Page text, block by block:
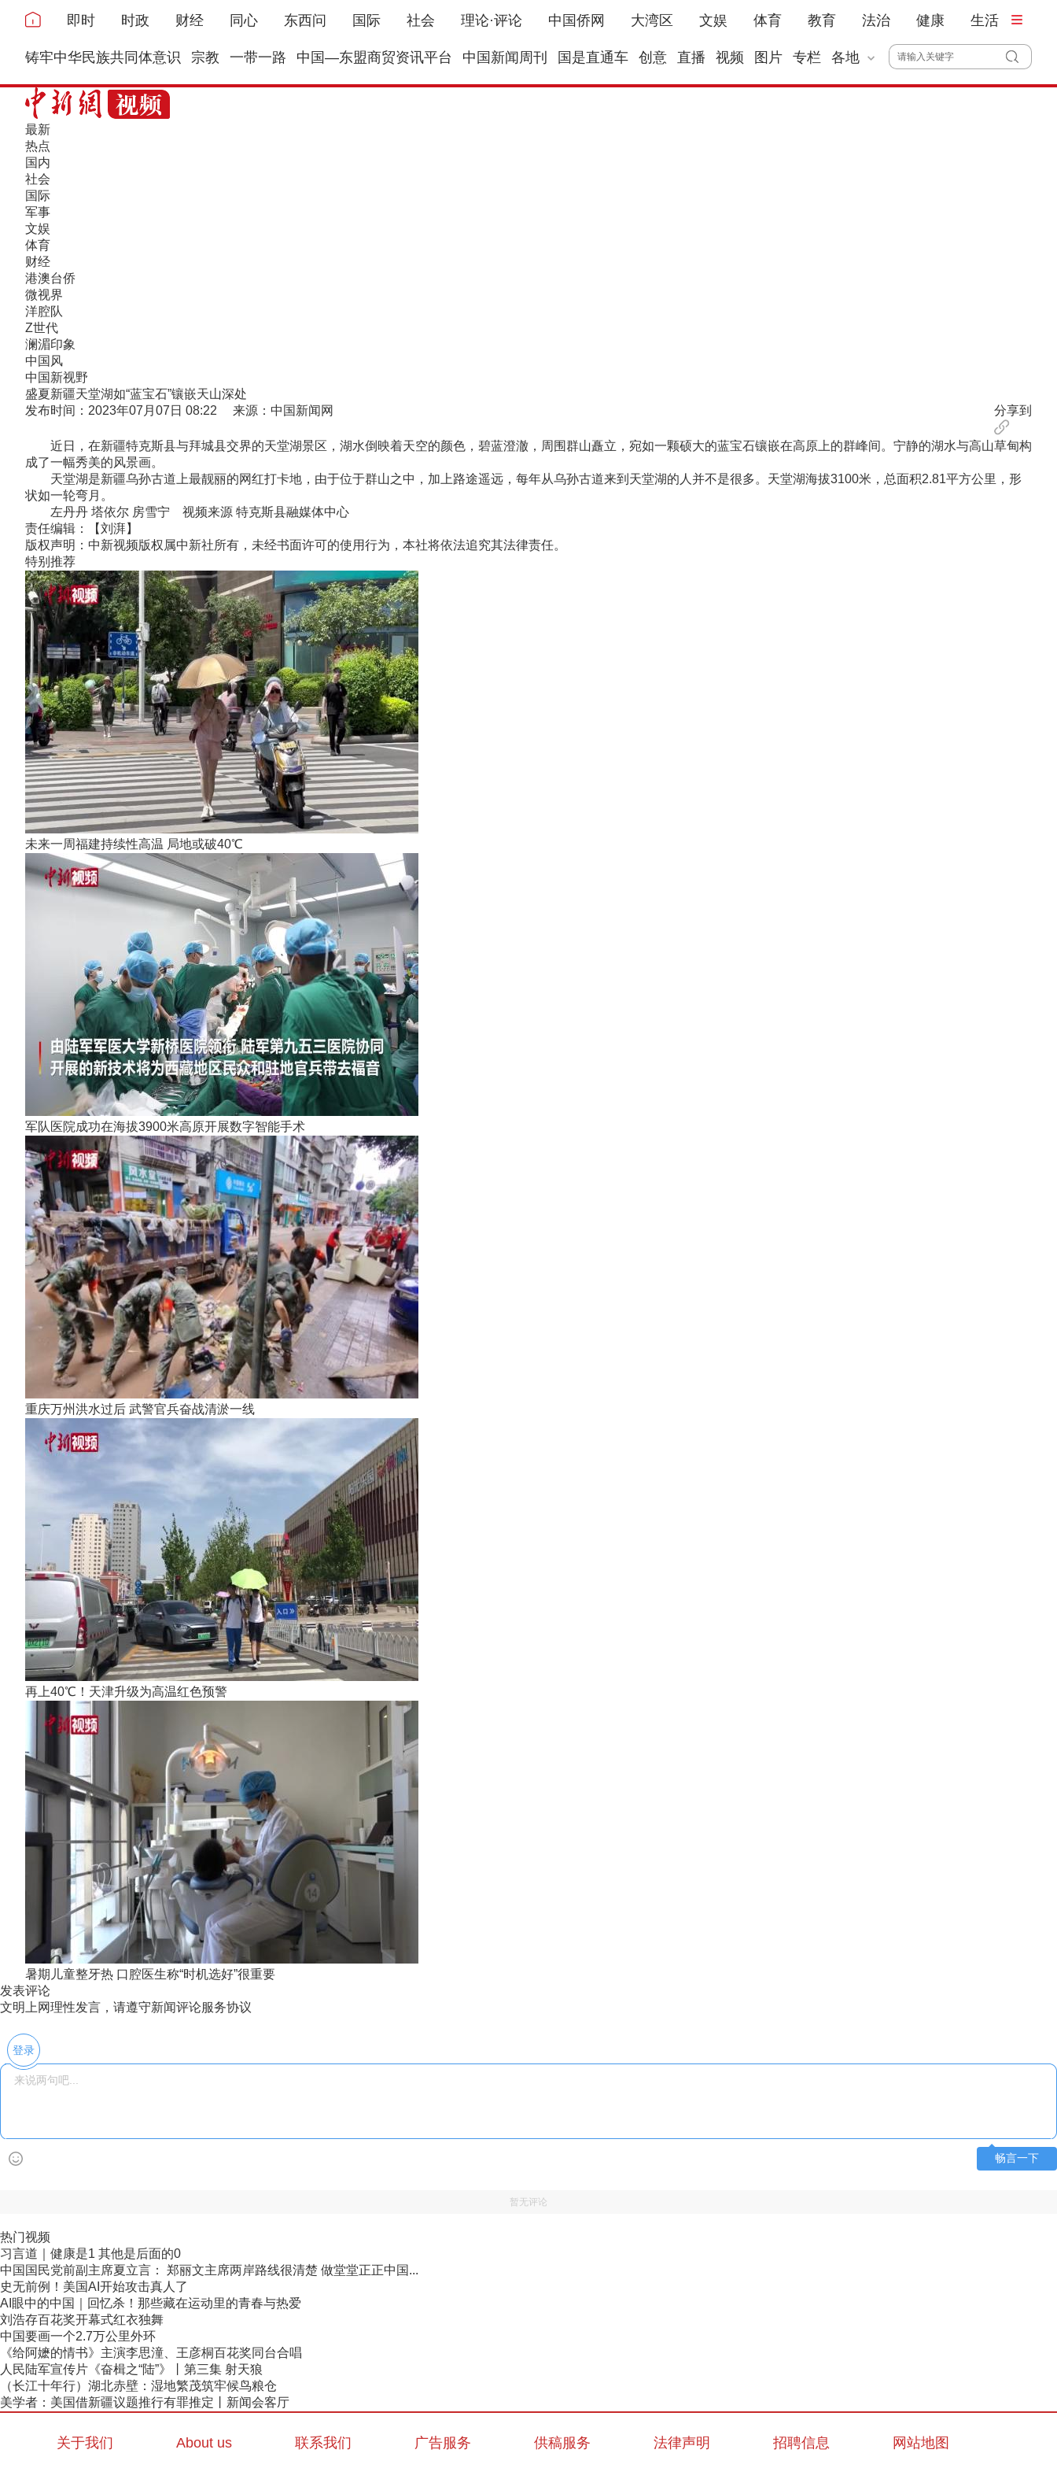
即时 时政 财经 同心 东西问 国际 社会 理论·评论 中国侨网 大湾区 文娱 体育 教育 法治 健康 生活
铸牢中华民族共同体意识 宗教 一带一路 中国—东盟商贸资讯平台 中国新闻周刊 国是直通车 创意 直播 视频 图片 专栏 各地
最新
热点
国内
社会
国际
军事
文娱
体育
财经
港澳台侨
微视界
洋腔队
Z世代
澜湄印象
中国风
中国新视野
盛夏新疆天堂湖如“蓝宝石”镶嵌天山深处
发布时间：2023年07月07日 08:22 来源：中国新闻网
分享到
近日，在新疆特克斯县与拜城县交界的天堂湖景区，湖水倒映着天空的颜色，碧蓝澄澈，周围群山矗立，宛如一颗硕大的蓝宝石镶嵌在高原上的群峰间。宁静的湖水与高山草甸构
成了一幅秀美的风景画。
天堂湖是新疆乌孙古道上最靓丽的网红打卡地，由于位于群山之中，加上路途遥远，每年从乌孙古道来到天堂湖的人并不是很多。天堂湖海拔3100米，总面积2.81平方公里，形
状如一轮弯月。
左丹丹 塔依尔 房雪宁 视频来源 特克斯县融媒体中心
责任编辑：【刘湃】
版权声明：中新视频版权属中新社所有，未经书面许可的使用行为，本社将依法追究其法律责任。
特别推荐
未来一周福建持续性高温 局地或破40℃
军队医院成功在海拔3900米高原开展数字智能手术
重庆万州洪水过后 武警官兵奋战清淤一线
再上40℃！天津升级为高温红色预警
暑期儿童整牙热 口腔医生称“时机选好”很重要
发表评论
文明上网理性发言，请遵守新闻评论服务协议
登录
畅言一下
暂无评论
热门视频
习言道｜健康是1 其他是后面的0
中国国民党前副主席夏立言： 郑丽文主席两岸路线很清楚 做堂堂正正中国...
史无前例！美国AI开始攻击真人了
AI眼中的中国｜回忆杀！那些藏在运动里的青春与热爱
刘浩存百花奖开幕式红衣独舞
中国要画一个2.7万公里外环
《给阿嬷的情书》主演李思潼、王彦桐百花奖同台合唱
人民陆军宣传片《奋楫之“陆”》丨第三集 射天狼
（长江十年行）湖北赤壁：湿地繁茂筑牢候鸟粮仓
美学者：美国借新疆议题推行有罪推定丨新闻会客厅
关于我们 About us 联系我们 广告服务 供稿服务 法律声明 招聘信息 网站地图